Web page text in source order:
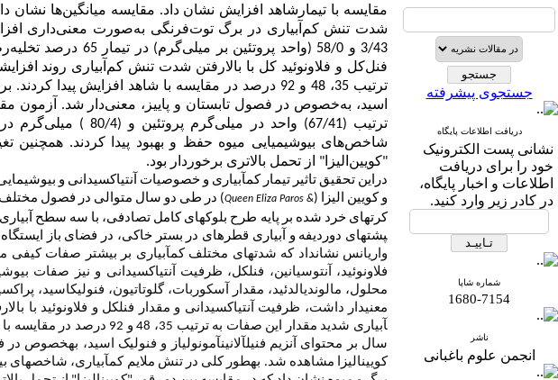
جستجوی پیشرفته
دریافت اطلاعات پایگاه
نشانی پست الکترونیک
خود را برای دریافت
اطلاعات و اخبار پایگاه،
در کادر زیر وارد کنید.
شماره شاپا
1680-7154
ناشر
انجمن علوم باغبانی
مقایسه با تیمارشاهد افزایش نشان داد. مقایسه میانگین‌‌ها نشان
شدت تنش کم‌‌آبیاری در برگ توت‌‌فرنگی به‌‌صورت معنی‌‌داری
3/43 و 58/0 (واحد
فنل‌‌کل و فلاونوئید کل با بالارفتن شدت تنش کم‌‌آبیاری روند
ترتیب 35، 48 و 92 درصد در مقایسه با شاهد افزایش
اسید، به‌‌خصوص در فصول تابستان و پاییز، معنی‌‌دار شد. آزمون
ترتیب (67/41
) واحد در میلی‌‌گرم پروتئین و (80/4
) میلی‌‌گرم
شاخص‌‌های بیوشیمیایی میوه حفظ و بهبود پیدا کردند. همچنین
"کویین‌‌الیزا" از تحمل بالاتری برخوردار بود.
دراین تحقیق تاثیر تیمار کم­آبیاری و خصوصیات آنتی­اکسیدانی و
و کویین الیزا (Paros &
Queen Eliza) در طی دو سال متوالی در فصول مختلف
کرت­های خرد شده بر پایه طرح بلوک­های کامل تصادفی، با سه سطح آبیاری
پشته­ای دوردیفه و آبیاری قطره­ای در بستر خاکی، در فضای باز
واریانس نشان­داد که شدت­های مختلف کم­آبیاری بر بیشتر صفات کیفی
فلاونوئید، آنتوسیانین، فنل­کل، ظرفیت ­آنتی­اکسیدانی و نیز صفات
محلول، مالون­دی­الدئید، مقدار آسکوربات، گلوتاتیون، فنولیک­اسید،
معنی­دار داشت، ظرفیت آنتی­اکسیدانی و مقدار فنل­کل و فلاونوئید با
آبیاری شدید مقدار این صفات
سال بر محتوای آنزیم فنیل­آلانین­آمونولیاز و فنولیک اسید، به­خصوص
کویین­الیزا مشاهده شد. به­طور کلی در تنش ملایم کم­آبیاری، شاخص­های